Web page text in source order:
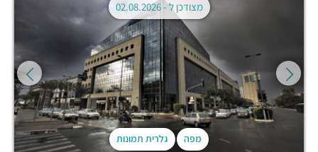
מפה גלרית תמונות
מצודכן ל -02.08.2026